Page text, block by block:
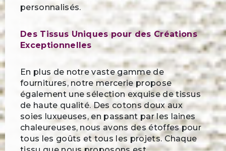
personnalisés.
Des Tissus Uniques pour des Créations
Exceptionnelles
En plus de notre vaste gamme de
fournitures, notre mercerie propose
également une sélection exquise de tissus
de haute qualité. Des cotons doux aux
soies luxueuses, en passant par les laines
chaleureuses, nous avons des étoffes pour
tous les goûts et tous les projets. Chaque